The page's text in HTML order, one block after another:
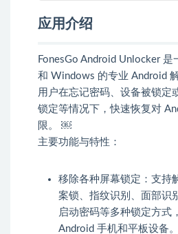
应用介绍
FonesGo Android Unlocker 是
和 Windows 的专业 Android
用户在忘记密码、设备被锁定
锁定等情况下，快速恢复对
限。 ￼
主要功能与特性：
移除各种屏幕锁定：支持
案锁、指纹识别、面部识
启动密码等多种锁定方式
Android 手机和平板设备。